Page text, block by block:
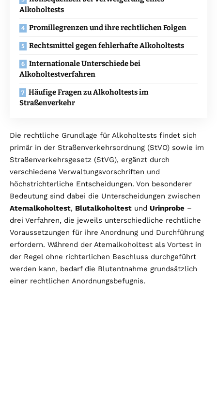
Alkoholtests
Promillegrenzen und ihre rechtlichen Folgen
Rechtsmittel gegen fehlerhafte Alkoholtests
Internationale Unterschiede bei
Alkoholtestverfahren
Häufige Fragen zu Alkoholtests im
Straßenverkehr
Die rechtliche Grundlage für Alkoholtests findet sich
primär in der Straßenverkehrsordnung (StVO) sowie im
Straßenverkehrsgesetz (StVG), ergänzt durch
verschiedene Verwaltungsvorschriften und
höchstrichterliche Entscheidungen. Von besonderer
Bedeutung sind dabei die Unterscheidungen zwischen
Atemalkoholtest, Blutalkoholtest und Urinprobe –
drei Verfahren, die jeweils unterschiedliche rechtliche
Voraussetzungen für ihre Anordnung und Durchführung
erfordern. Während der Atemalkoholtest als Vortest in
der Regel ohne richterlichen Beschluss durchgeführt
werden kann, bedarf die Blutentnahme grundsätzlich
einer rechtlichen Anordnungsbefugnis.